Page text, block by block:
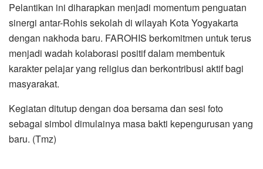
Pelantikan ini diharapkan menjadi momentum penguatan
sinergi antar-Rohis sekolah di wilayah Kota Yogyakarta
dengan nakhoda baru. FAROHIS berkomitmen untuk terus
menjadi wadah kolaborasi positif dalam membentuk
karakter pelajar yang religius dan berkontribusi aktif bagi
masyarakat.
Kegiatan ditutup dengan doa bersama dan sesi foto
sebagai simbol dimulainya masa bakti kepengurusan yang
baru. (Tmz)